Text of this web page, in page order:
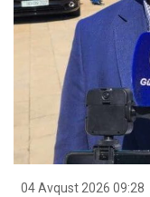
04 Avqust 2026 09:28